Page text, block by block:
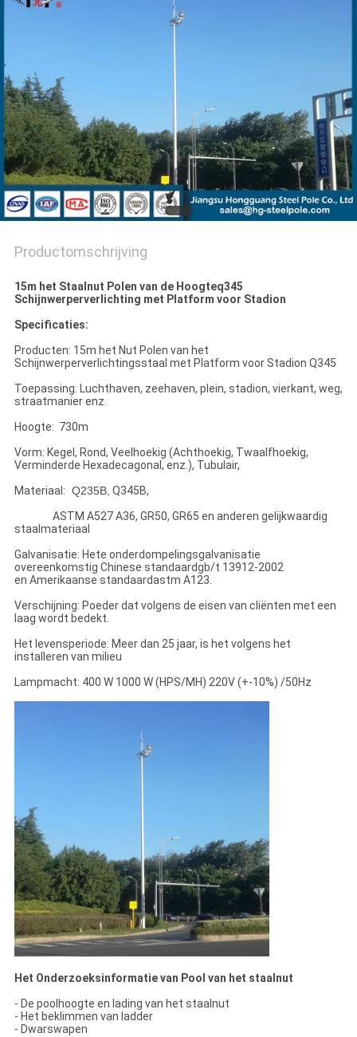
Productomschrijving
15m het Staalnut Polen van de Hoogteq345
Schijnwerperverlichting met Platform voor Stadion
Specificaties:
Producten: 15m het Nut Polen van het
Schijnwerperverlichtingsstaal met Platform voor Stadion Q345
Toepassing: Luchthaven, zeehaven, plein, stadion, vierkant, weg,
straatmanier enz.
Hoogte: 730m
Vorm: Kegel, Rond, Veelhoekig (Achthoekig, Twaalfhoekig,
Verminderde Hexadecagonal, enz.), Tubulair,
Materiaal: Q235B, Q345B,
ASTM A527 A36, GR50, GR65 en anderen gelijkwaardig
staalmateriaal
Galvanisatie: Hete onderdompelingsgalvanisatie
overeenkomstig Chinese standaardgb/t 13912-2002
en Amerikaanse standaardastm A123.
Verschijning: Poeder dat volgens de eisen van cliënten met een
laag wordt bedekt.
Het levensperiode: Meer dan 25 jaar, is het volgens het
installeren van milieu
Lampmacht: 400 W 1000 W (HPS/MH) 220V (+-10%) /50Hz
Het Onderzoeksinformatie van Pool van het staalnut
- De poolhoogte en lading van het staalnut
- Het beklimmen van ladder
- Dwarswapen